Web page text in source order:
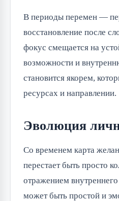
В периоды перемен —
восстановление после
фокус смещается на
возможности и
становится якорем,
ресурсах и направлении.
Эволюция
Со временем карта
перестает быть просто
отражением
может быть простой и